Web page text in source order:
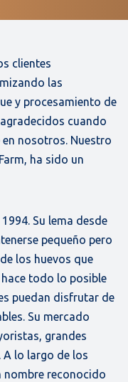
clientes
las
y procesamiento de
cuando
nosotros. Nuestro
ha sido un
Su lema desde
pequeño pero
los huevos que
todo lo posible
puedan disfrutar de
Su mercado
grandes
A lo largo de los
nombre reconocido